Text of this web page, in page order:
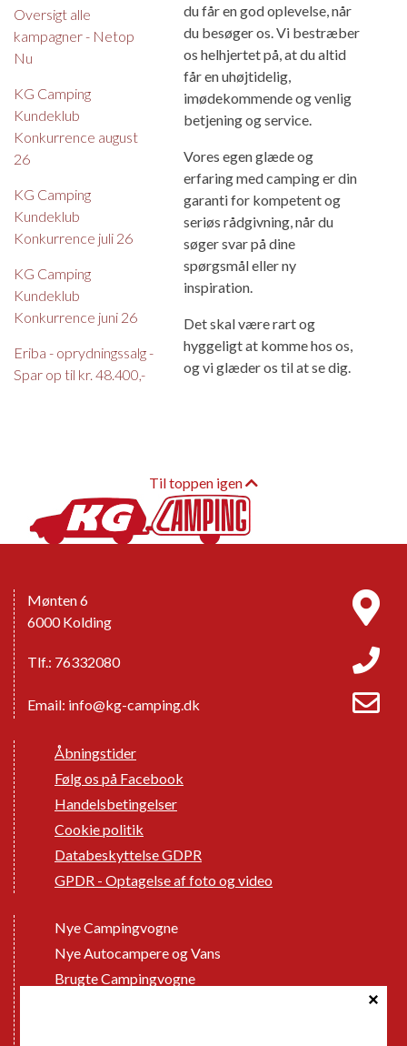
Oversigt alle
kampagner - Netop
Nu
KG Camping
Kundeklub
Konkurrence august
26
KG Camping
Kundeklub
Konkurrence juli 26
KG Camping
Kundeklub
Konkurrence juni 26
Eriba - oprydningssalg -
Spar op til kr. 48.400,-
du får en god oplevelse, når
du besøger os. Vi bestræber
os helhjertet på, at du altid
får en uhøjtidelig,
imødekommende og venlig
betjening og service.
Vores egen glæde og
erfaring med camping er din
garanti for kompetent og
seriøs rådgivning, når du
søger svar på dine
spørgsmål eller ny
inspiration.
Det skal være rart og
hyggeligt at komme hos os,
og vi glæder os til at se dig.
Til toppen igen
Mønten 6
6000 Kolding
Tlf.: 76332080
Email: info@kg-camping.dk
Åbningstider
Følg os på Facebook
Handelsbetingelser
Cookie politik
Databeskyttelse GDPR
GPDR - Optagelse af foto og video
Nye Campingvogne
Nye Autocampere og Vans
Brugte Campingvogne